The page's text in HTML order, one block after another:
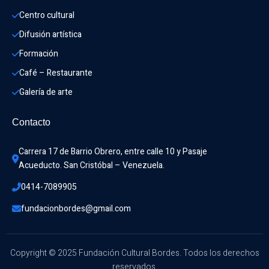
Centro cultural
Difusión artística
Formación
Café – Restaurante
Galería de arte
Contacto
Carrera 17 de Barrio Obrero, entre calle 10 y Pasaje
Acueducto. San Cristóbal – Venezuela.
0414-7089905
fundacionbordes@gmail.com
Copyright © 2025 Fundación Cultural Bordes. Todos los derechos